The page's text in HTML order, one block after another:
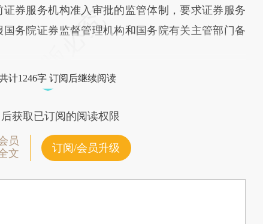
券服务机构准入审批的监管体制，要求证券服务
务院证券监督管理机构和国务院有关主管部门备
计1246字 订阅后继续阅读
获取已订阅的阅读权限
员
文
订阅/会员升级